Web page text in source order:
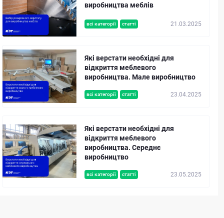
всі категорії статті 21.03.2025
виробництва меблів
всі категорії статті 23.04.2025
Які верстати необхідні для
відкриття меблевого
виробництва. Мале виробництво
всі категорії статті 23.05.2025
Які верстати необхідні для
відкриття меблевого
виробництва. Середнє
виробництво